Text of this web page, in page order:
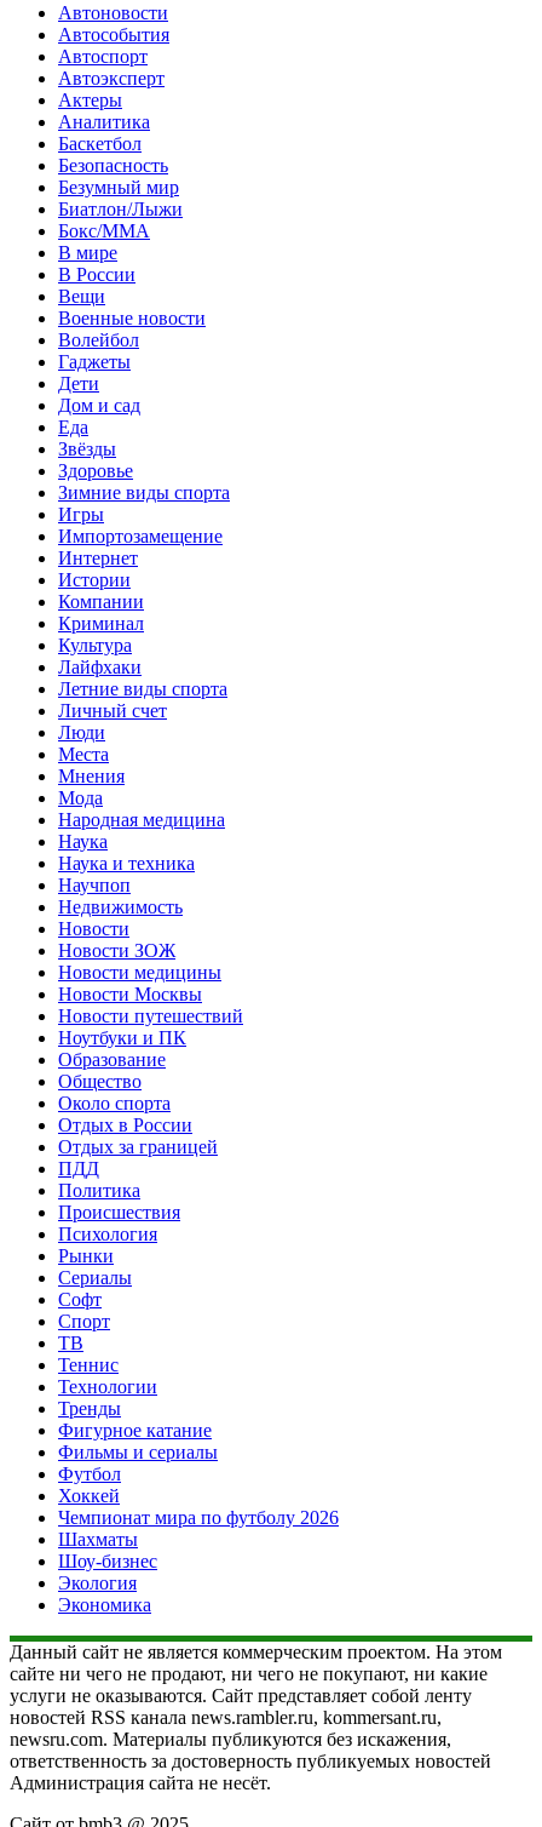
Автоновости
Автособытия
Автоспорт
Автоэксперт
Актеры
Аналитика
Баскетбол
Безопасность
Безумный мир
Биатлон/Лыжи
Бокс/MMA
В мире
В России
Вещи
Военные новости
Волейбол
Гаджеты
Дети
Дом и сад
Еда
Звёзды
Здоровье
Зимние виды спорта
Игры
Импортозамещение
Интернет
Истории
Компании
Криминал
Культура
Лайфхаки
Летние виды спорта
Личный счет
Люди
Места
Мнения
Мода
Народная медицина
Наука
Наука и техника
Научпоп
Недвижимость
Новости
Новости ЗОЖ
Новости медицины
Новости Москвы
Новости путешествий
Ноутбуки и ПК
Образование
Общество
Около спорта
Отдых в России
Отдых за границей
ПДД
Политика
Происшествия
Психология
Рынки
Сериалы
Софт
Спорт
ТВ
Теннис
Технологии
Тренды
Фигурное катание
Фильмы и сериалы
Футбол
Хоккей
Чемпионат мира по футболу 2026
Шахматы
Шоу-бизнес
Экология
Экономика
Данный сайт не является коммерческим проектом. На этом
сайте ни чего не продают, ни чего не покупают, ни какие
услуги не оказываются. Сайт представляет собой ленту
новостей RSS канала news.rambler.ru, kommersant.ru,
newsru.com. Материалы публикуются без искажения,
ответственность за достоверность публикуемых новостей
Администрация сайта не несёт.